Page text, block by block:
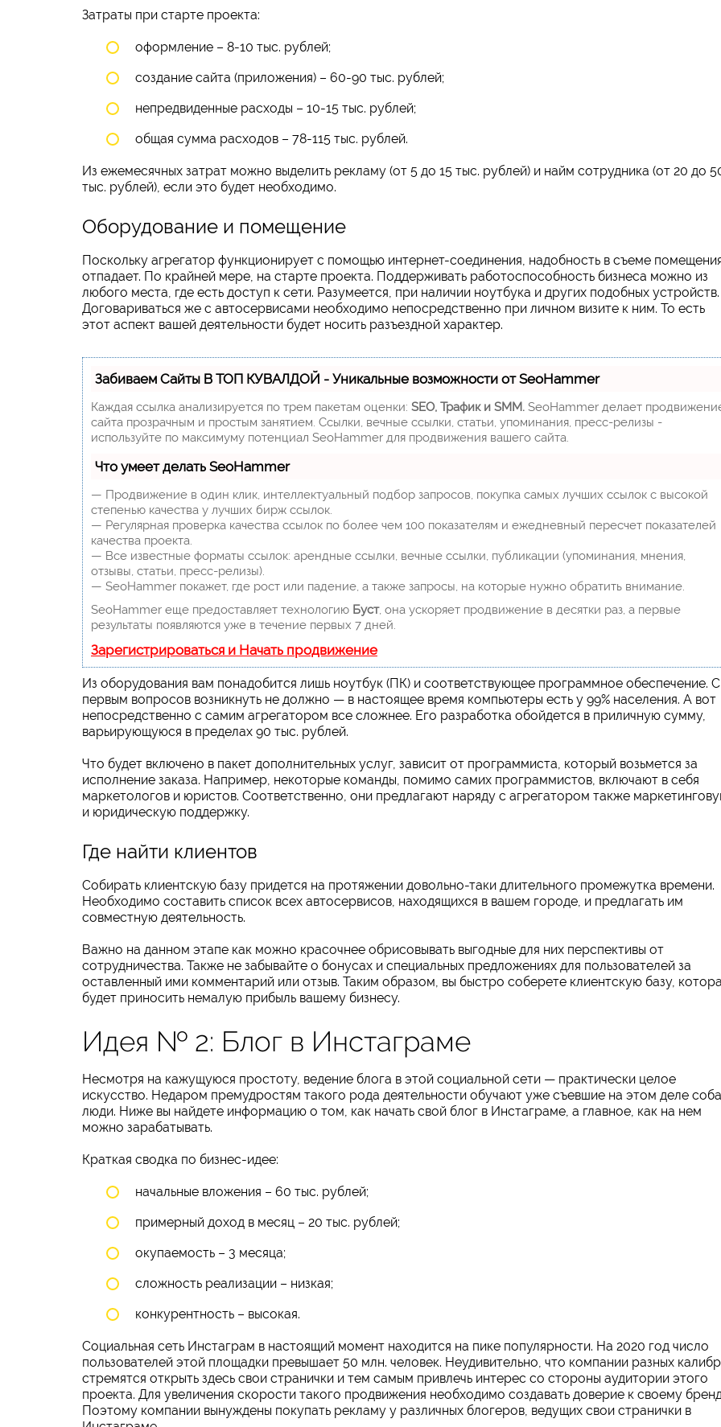
Затраты при старте проекта:
оформление – 8-10 тыс. рублей;
создание сайта (приложения) – 60-90 тыс. рублей;
непредвиденные расходы – 10-15 тыс. рублей;
общая сумма расходов – 78-115 тыс. рублей.
Из ежемесячных затрат можно выделить рекламу (от 5 до 15 тыс. рублей) и найм сотрудника (от 20 до
тыс. рублей), если это будет необходимо.
Оборудование и помещение
Поскольку агрегатор функционирует с помощью интернет-соединения, надобность в съеме
отпадает. По крайней мере, на старте проекта. Поддерживать работоспособность бизнеса можно из
любого места, где есть доступ к сети. Разумеется, при наличии ноутбука и других подобных устройств.
Договариваться же с автосервисами необходимо непосредственно при личном визите к ним. То есть
этот аспект вашей деятельности будет носить разъездной характер.
Забиваем Сайты В ТОП КУВАЛДОЙ - Уникальные возможности от SeoHammer
Каждая ссылка анализируется по трем пакетам оценки: SEO, Трафик и SMM. SeoHammer делает
сайта прозрачным и простым занятием. Ссылки, вечные ссылки, статьи, упоминания, пресс-релизы -
используйте по максимуму потенциал SeoHammer для продвижения вашего сайта.
Что умеет делать SeoHammer
— Продвижение в один клик, интеллектуальный подбор запросов, покупка самых лучших ссылок с высокой
степенью качества у лучших бирж ссылок.
— Регулярная проверка качества ссылок по более чем 100 показателям и ежедневный пересчет показателей
качества проекта.
— Все известные форматы ссылок: арендные ссылки, вечные ссылки, публикации (упоминания, мнения,
отзывы, статьи, пресс-релизы).
— SeoHammer покажет, где рост или падение, а также запросы, на которые нужно обратить внимание.
SeoHammer еще предоставляет технологию Буст, она ускоряет продвижение в десятки раз, а первые
результаты появляются уже в течение первых 7 дней.
Зарегистрироваться и Начать продвижение
Из оборудования вам понадобится лишь ноутбук (ПК) и соответствующее программное обеспечение. С
первым вопросов возникнуть не должно — в настоящее время компьютеры есть у 99% населения. А вот
непосредственно с самим агрегатором все сложнее. Его разработка обойдется в приличную сумму,
варьирующуюся в пределах 90 тыс. рублей.
Что будет включено в пакет дополнительных услуг, зависит от программиста, который возьмется за
исполнение заказа. Например, некоторые команды, помимо самих программистов, включают в себя
маркетологов и юристов. Соответственно, они предлагают наряду с агрегатором также
и юридическую поддержку.
Где найти клиентов
Собирать клиентскую базу придется на протяжении довольно-таки длительного промежутка времени.
Необходимо составить список всех автосервисов, находящихся в вашем городе, и предлагать им
совместную деятельность.
Важно на данном этапе как можно красочнее обрисовывать выгодные для них перспективы от
сотрудничества. Также не забывайте о бонусах и специальных предложениях для пользователей за
оставленный ими комментарий или отзыв. Таким образом, вы быстро соберете клиентскую базу,
будет приносить немалую прибыль вашему бизнесу.
Идея № 2: Блог в Инстаграме
Несмотря на кажущуюся простоту, ведение блога в этой социальной сети — практически целое
искусство. Недаром премудростям такого рода деятельности обучают уже съевшие на этом деле
люди. Ниже вы найдете информацию о том, как начать свой блог в Инстаграме, а главное, как на нем
можно зарабатывать.
Краткая сводка по бизнес-идее:
начальные вложения – 60 тыс. рублей;
примерный доход в месяц – 20 тыс. рублей;
окупаемость – 3 месяца;
сложность реализации – низкая;
конкурентность – высокая.
Социальная сеть Инстаграм в настоящий момент находится на пике популярности. На 2020 год число
пользователей этой площадки превышает 50 млн. человек. Неудивительно, что компании разных
стремятся открыть здесь свои странички и тем самым привлечь интерес со стороны аудитории этого
проекта. Для увеличения скорости такого продвижения необходимо создавать доверие к своему
Поэтому компании вынуждены покупать рекламу у различных блогеров, ведущих свои странички в